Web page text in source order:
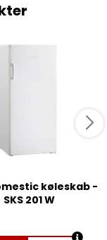
køleskab -
SKS 201 W